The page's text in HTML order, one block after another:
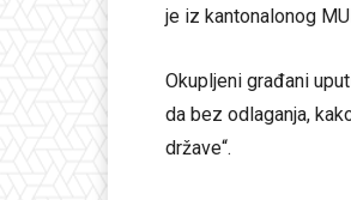
je iz kantonalonog
Okupljeni građani
da bez odlaganja,
države“.